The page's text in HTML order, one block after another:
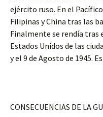
ejército ruso. En el
Filipinas y China tras las
Finalmente se rendía
Estados Unidos de las
y el 9 de Agosto de 1945.
CONSECUENCIAS DE LA